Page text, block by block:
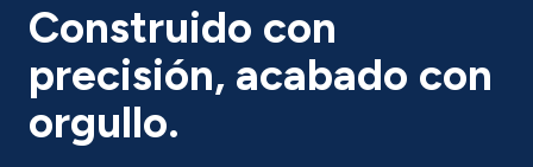
Construido con
precisión, acabado con
orgullo.